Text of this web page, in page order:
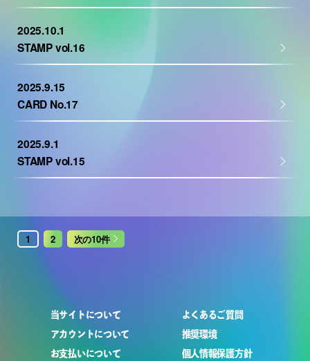
2025.10.1
STAMP vol.16
2025.9.15
CARD No.17
2025.9.1
STAMP vol.15
1 2 次の10件
当サイトについて
アカウントについて
お支払いについて
よくあるご質問
推奨環境
個人情報保護方針